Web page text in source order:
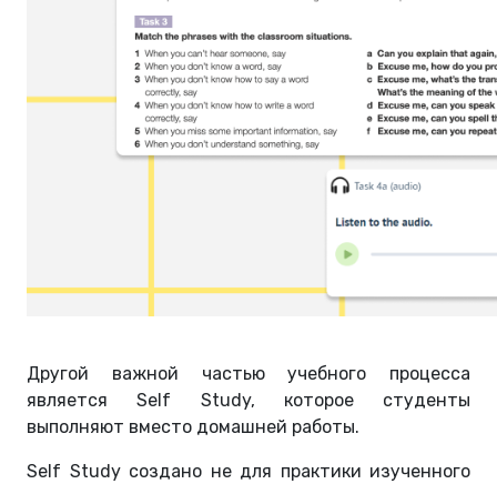
Другой важной частью учебного процесса
является Self Study, которое студенты
выполняют вместо домашней работы.
Self Study создано не для практики изученного